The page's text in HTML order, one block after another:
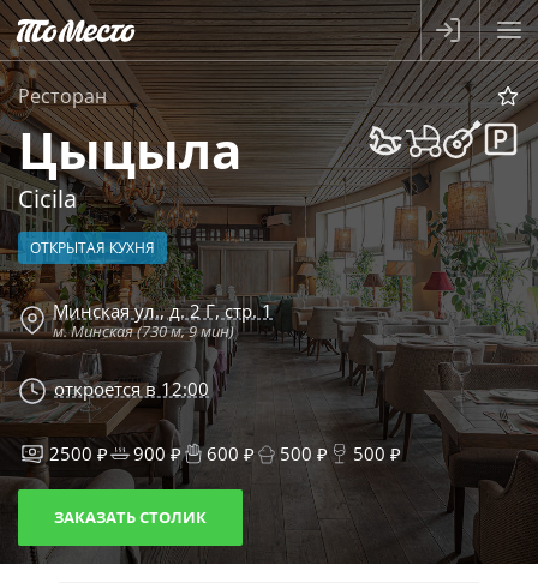
Ресторан
Цыцыла
Сicila
ОТКРЫТАЯ КУХНЯ
Минская ул., д. 2 Г, стр. 1
м. Минская (730 м, 9 мин)
откроется в 12:00
2500 ₽ 900 ₽ 600 ₽ 500 ₽ 500 ₽
ЗАКАЗАТЬ СТОЛИК